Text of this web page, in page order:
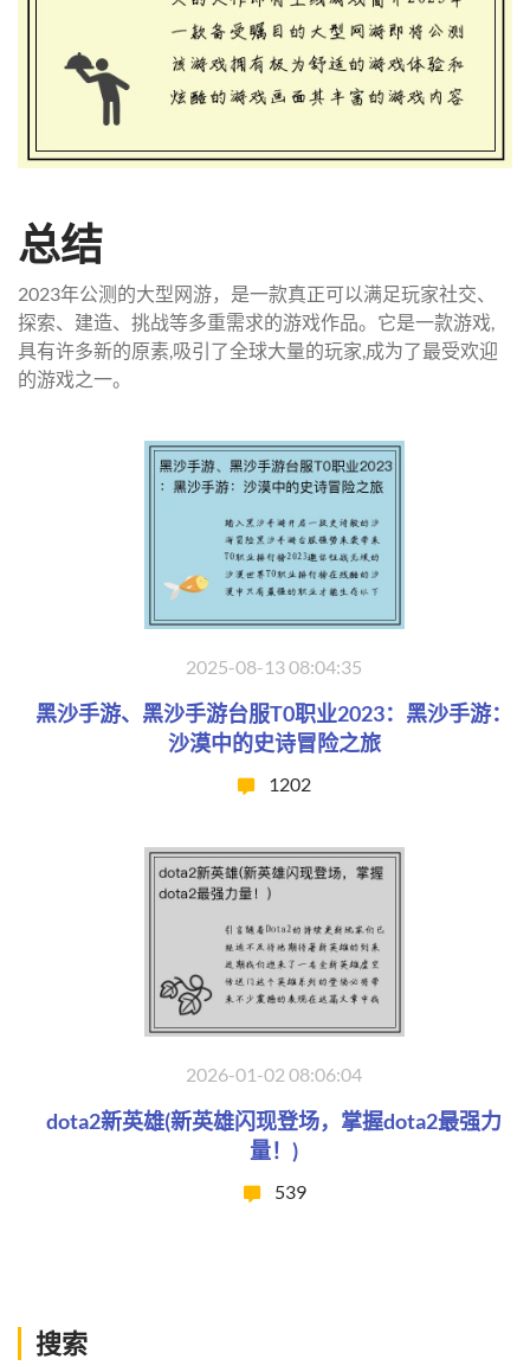
总结
2023年公测的大型网游，是一款真正可以满足玩家社交、
探索、建造、挑战等多重需求的游戏作品。它是一款游戏,
具有许多新的原素,吸引了全球大量的玩家,成为了最受欢迎
的游戏之一。
2025-08-13 08:04:35
黑沙手游、黑沙手游台服T0职业2023：黑沙手游：
沙漠中的史诗冒险之旅
1202
2026-01-02 08:06:04
dota2新英雄(新英雄闪现登场，掌握dota2最强力
量！)
539
搜索